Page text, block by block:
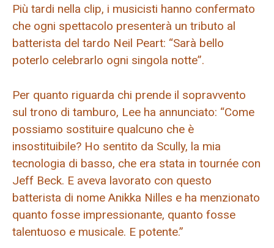
Più tardi nella clip, i musicisti hanno confermato
che ogni spettacolo presenterà un tributo al
batterista del tardo Neil Peart: “Sarà bello
poterlo celebrarlo ogni singola notte”.
Per quanto riguarda chi prende il sopravvento
sul trono di tamburo, Lee ha annunciato: “Come
possiamo sostituire qualcuno che è
insostituibile? Ho sentito da Scully, la mia
tecnologia di basso, che era stata in tournée con
Jeff Beck. E aveva lavorato con questo
batterista di nome Anikka Nilles e ha menzionato
quanto fosse impressionante, quanto fosse
talentuoso e musicale. E potente.”